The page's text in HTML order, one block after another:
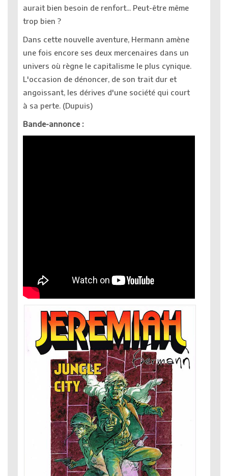
aurait bien besoin de renfort... Peut-être même
trop bien ?
Dans cette nouvelle aventure, Hermann amène
une fois encore ses deux mercenaires dans un
univers où règne le capitalisme le plus cynique.
L'occasion de dénoncer, de son trait dur et
angoissant, les dérives d'une société qui court
à sa perte. (Dupuis)
Bande-annonce :